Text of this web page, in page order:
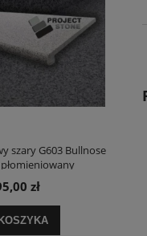
szary G603 Bullnose
zł